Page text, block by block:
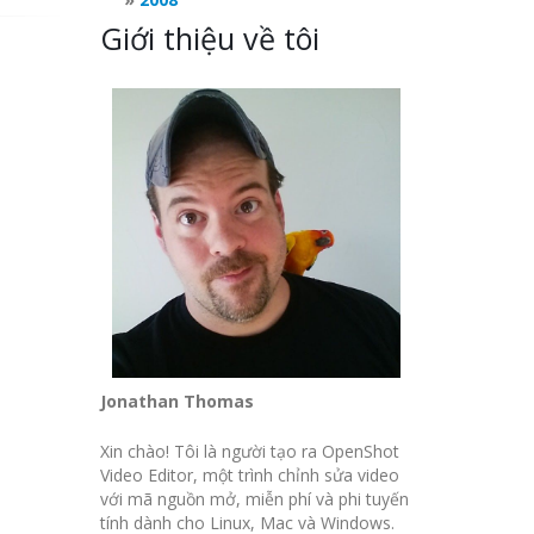
Giới thiệu về tôi
Jonathan Thomas
Xin chào! Tôi là người tạo ra OpenShot
Video Editor, một trình chỉnh sửa video
với mã nguồn mở, miễn phí và phi tuyến
tính dành cho Linux, Mac và Windows.